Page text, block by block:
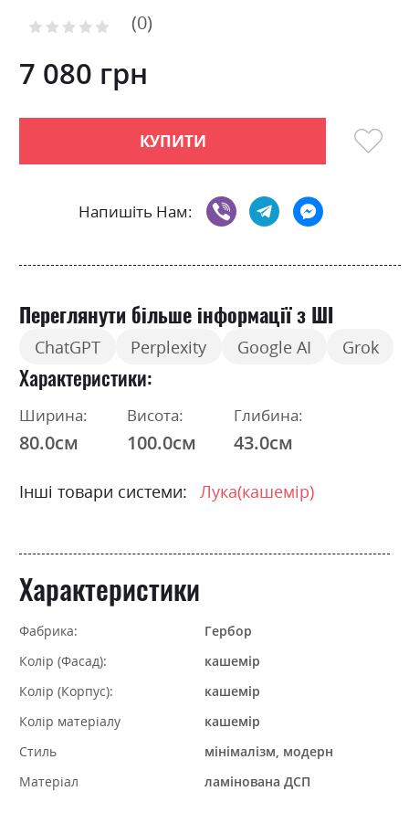
the
of
the
gallery
Рейтинг: 0
7 080 грн
КУПИТИ
Напишіть Нам:
Переглянути більше інформації з ШІ
ChatGPT Perplexity Google AI Grok
Характеристики
Ширина:
80.0см
Висота:
100.0см
Глибина:
43.0см
Інші товари системи: Лука(кашемір)
Характеристики
Фабрика:
Гербор
Колір (Фасад):
кашемір
Колір (Корпус):
кашемір
Колір матеріалу
кашемір
Стиль
мінімалізм, модерн
Матеріал
ламінована ДСП